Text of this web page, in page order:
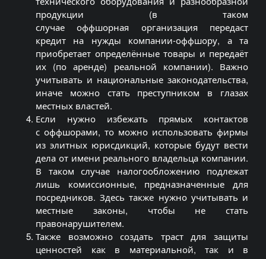
продукции (в таком
случае оффшорная организация передаст
кредит на нужды компании-оффшору, а та
приобретает определённые товары и передаёт
их (по аренде) реальной компании). Важно
учитывать и национальные законодательства,
иначе можно стать преступником в глазах
местных властей.
Если нужно избежать прямых контактов
с оффшорами, то можно использовать фирмы
из элитных юрисдикций, которые будут вести
дела от имени реального владельца компании.
В таком случае налогообложению подлежат
лишь комиссионные, предназначенные для
посредников. Здесь также нужно учитывать и
местные законы, чтобы не стать
правонарушителем.
Также возможно создать траст для защиты
ценностей как в материальной, так и в